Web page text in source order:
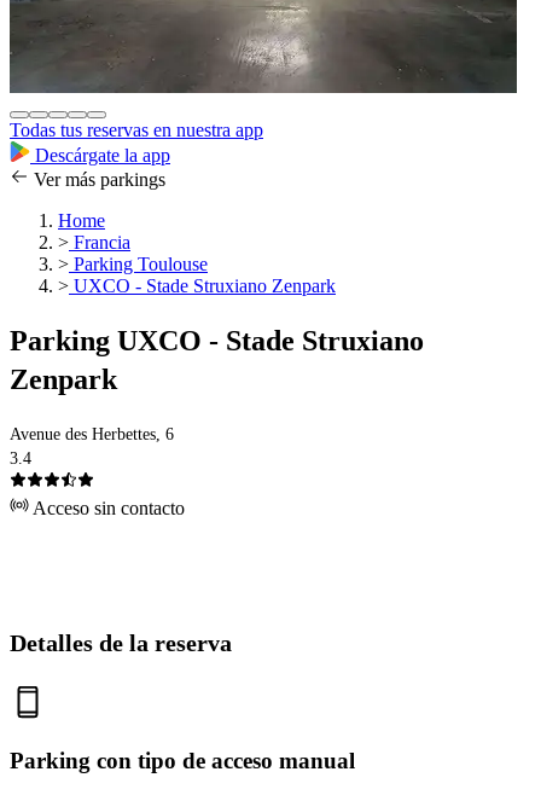
Todas tus reservas en nuestra app
Descárgate la app
Ver más parkings
Home
> Francia
> Parking Toulouse
> UXCO - Stade Struxiano Zenpark
Parking UXCO - Stade Struxiano
Zenpark
Avenue des Herbettes, 6
3.4
Acceso sin contacto
Detalles de la reserva
Parking con tipo de acceso manual